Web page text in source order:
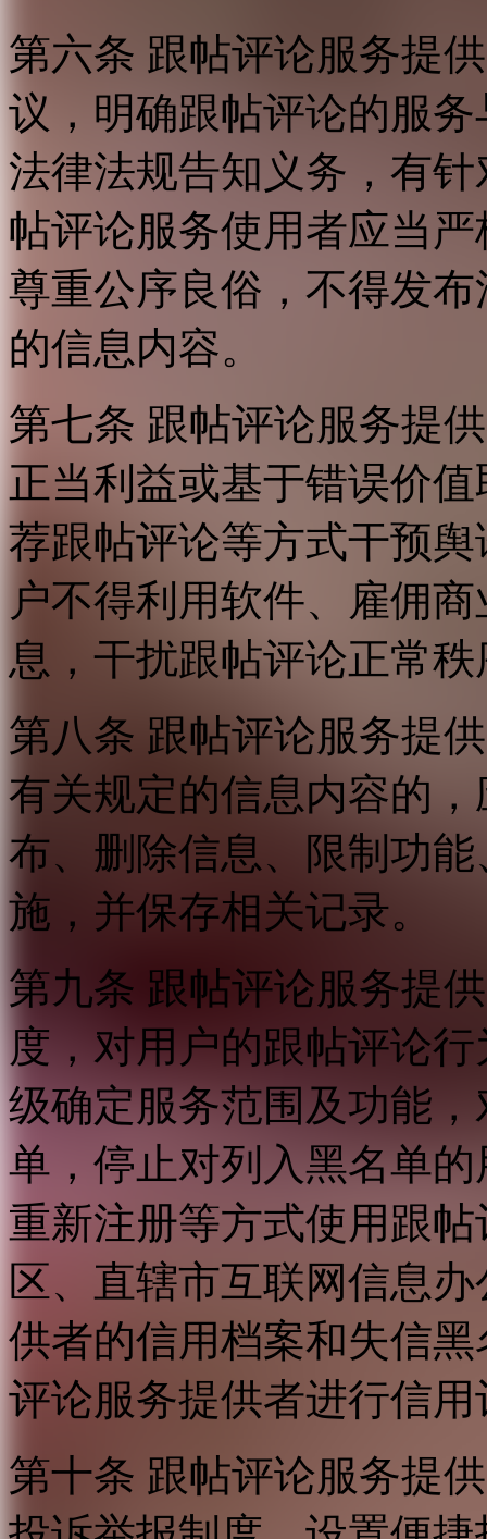
第六条 跟帖评论服务提
议，明确跟帖评论的服
法律法规告知义务，有
帖评论服务使用者应当
尊重公序良俗，不得发
的信息内容。
第七条 跟帖评论服务提
正当利益或基于错误价
荐跟帖评论等方式干预
户不得利用软件、雇佣
息，干扰跟帖评论正常
第八条 跟帖评论服务提
有关规定的信息内容的
布、删除信息、限制功
施，并保存相关记录。
第九条 跟帖评论服务提
度，对用户的跟帖评论
级确定服务范围及功能
单，停止对列入黑名单
重新注册等方式使用跟
区、直辖市互联网信息
供者的信用档案和失信
评论服务提供者进行信用
第十条 跟帖评论服务提